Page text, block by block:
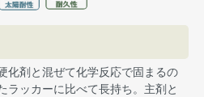
化剤と混ぜて化学反応で固まるの
ラッカーに比べて長持ち。主剤と